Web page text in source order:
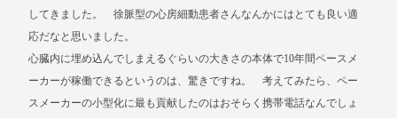
してきました。 徐脈型の心房細動患者さんなんかにはとても良い適
応だなと思いました。
心臓内に埋め込んでしまえるぐらいの大きさの本体で10年間ペースメ
ーカーが稼働できるというのは、驚きですね。 考えてみたら、ペー
スメーカーの小型化に最も貢献したのはおそらく携帯電話なんでしょ